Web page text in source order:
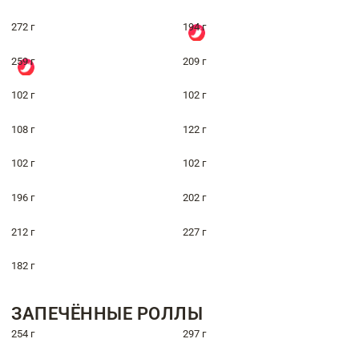
272 г 194 г
259 г 209 г
102 г 102 г
108 г 122 г
102 г 102 г
196 г 202 г
212 г 227 г
182 г
ЗАПЕЧЁННЫЕ РОЛЛЫ
254 г 297 г